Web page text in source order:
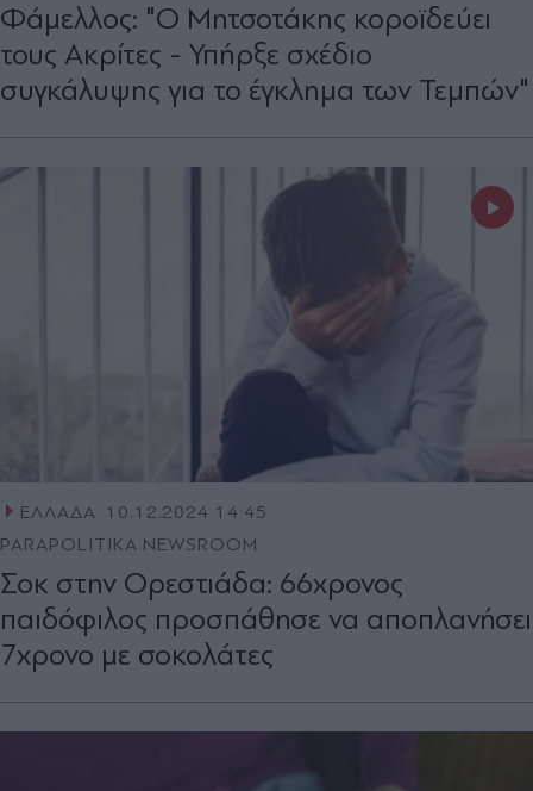
Φάμελλος: "Ο Μητσοτάκης κοροϊδεύει
τους Ακρίτες - Υπήρξε σχέδιο
συγκάλυψης για το έγκλημα των Τεμπών"
ΕΛΛΑΔΑ 10.12.2024 14:45
PARAPOLITIKA NEWSROOM
Σοκ στην Ορεστιάδα: 66χρονος
παιδόφιλος προσπάθησε να αποπλανήσει
7χρονο με σοκολάτες